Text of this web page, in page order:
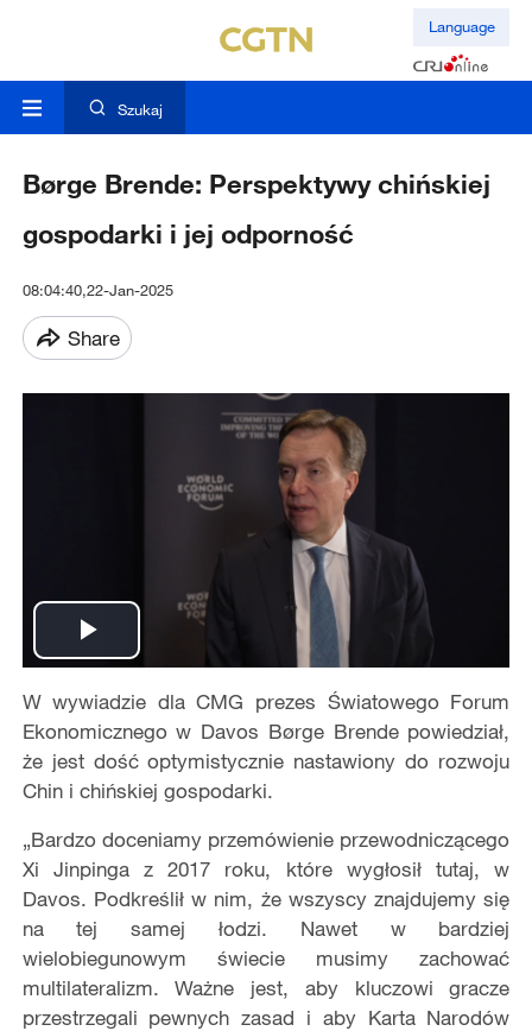
Language
Szukaj
Børge Brende: Perspektywy chińskiej
gospodarki i jej odporność
08:04:40,22-Jan-2025
Share
Play
Video
W wywiadzie dla CMG prezes Światowego Forum
Ekonomicznego w Davos Børge Brende powiedział,
że jest dość optymistycznie nastawiony do rozwoju
Chin i chińskiej gospodarki.
„Bardzo doceniamy przemówienie przewodniczącego
Xi Jinpinga z 2017 roku, które wygłosił tutaj, w
Davos. Podkreślił w nim, że wszyscy znajdujemy się
na tej samej łodzi. Nawet w bardziej
wielobiegunowym świecie musimy zachować
multilateralizm. Ważne jest, aby kluczowi gracze
przestrzegali pewnych zasad i aby Karta Narodów